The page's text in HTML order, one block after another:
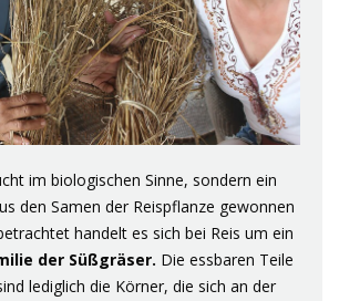
im biologischen Sinne, sondern ein
den Samen der Reispflanze gewonnen
handelt es sich bei Reis um ein
der Süßgräser. Die essbaren Teile
lediglich die Körner, die sich an der